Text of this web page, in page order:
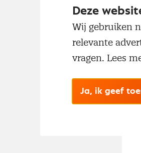
Deze
Wij gebruiken
relevante
vragen. Lees
Ja, ik geef